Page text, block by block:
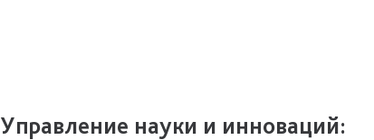
Управление науки и инноваций: